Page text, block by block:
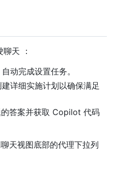
天 ：
动完成设置任务。
详细实施计划以确保满足
的答案并获取 Copilot 代码
天视图底部的代理下拉列